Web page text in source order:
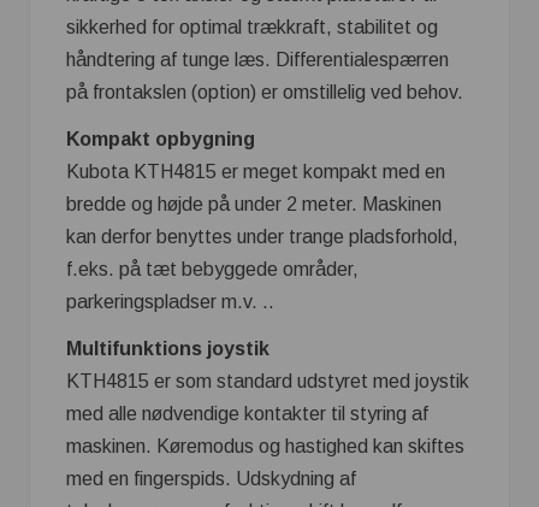
sikkerhed for optimal trækkraft, stabilitet og
håndtering af tunge læs. Differentialespærren
på frontakslen (option) er omstillelig ved behov.
Kompakt opbygning
Kubota KTH4815 er meget kompakt med en
bredde og højde på under 2 meter. Maskinen
kan derfor benyttes under trange pladsforhold,
f.eks. på tæt bebyggede områder,
parkeringspladser m.v. ..
Multifunktions joystik
KTH4815 er som standard udstyret med joystik
med alle nødvendige kontakter til styring af
maskinen. Køremodus og hastighed kan skiftes
med en fingerspids. Udskydning af